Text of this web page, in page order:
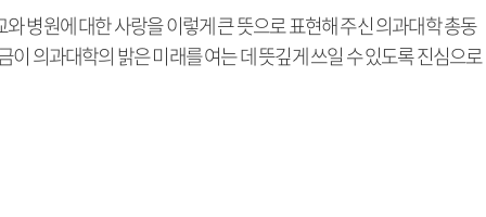
병원에 대한 사랑을 이렇게 큰 뜻으로 표현해 주신 의과대학 총동
의과대학의 밝은 미래를 여는 데 뜻깊게 쓰일 수 있도록 진심으로